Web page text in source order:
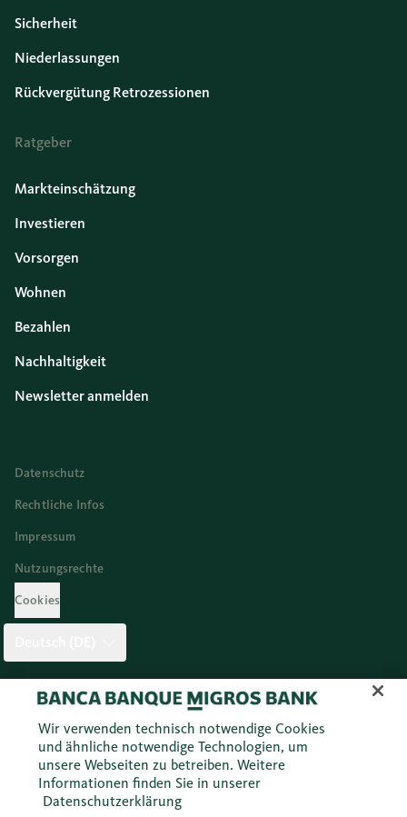
Sicherheit
Niederlassungen
Rückvergütung Retrozessionen
Ratgeber
Markteinschätzung
Investieren
Vorsorgen
Wohnen
Bezahlen
Nachhaltigkeit
Newsletter anmelden
Datenschutz
Rechtliche Infos
Impressum
Nutzungsrechte
Cookies
Twitter Facebook Blog Instagram Youtube
© 2026 Migros Bank AG
Wir verwenden technisch notwendige Cookies
und ähnliche notwendige Technologien, um
unsere Webseiten zu betreiben. Weitere
Informationen finden Sie in unserer
Datenschutzerklärung